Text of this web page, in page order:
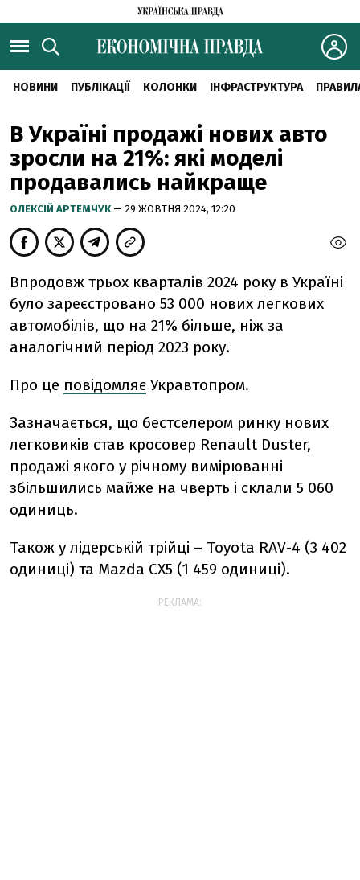
НОВИНИ ПУБЛІКАЦІЇ КОЛОНКИ ІНФРАСТРУКТУРА
В Україні продажі нових авто
зросли на 21%: які моделі
продавались найкраще
ОЛЕКСІЙ АРТЕМЧУК — 29 ЖОВТНЯ 2024, 12:20
Впродовж трьох кварталів 2024 року в Україні
було зареєстровано 53 000 нових легкових
автомобілів, що на 21% більше, ніж за
аналогічний період 2023 року.
Про це повідомляє Укравтопром.
Зазначається, що бестселером ринку нових
легковиків став кросовер Renault Duster,
продажі якого у річному вимірюванні
збільшились майже на чверть і склали 5 060
одиниць.
Також у лідерській трійці – Toyota RAV-4 (3 402
одиниці) та Mazda CX5 (1 459 одиниці).
РЕКЛАМА: